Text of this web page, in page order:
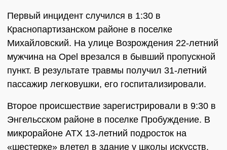
Первый инцидент случился в 1:30 в
Краснопартизанском районе в поселке
Михайловский. На улице Возрождения 22-летний
мужчина на Opel врезался в бывший пропускной
пункт. В результате травмы получил 31-летний
пассажир легковушки, его госпитализировали.
Второе происшествие зарегистрировали в 9:30 в
Энгельсском районе в поселке Пробуждение. В
микрорайоне АТХ 13-летний подросток на
«шестерке» влетел в здание у школы искусств.